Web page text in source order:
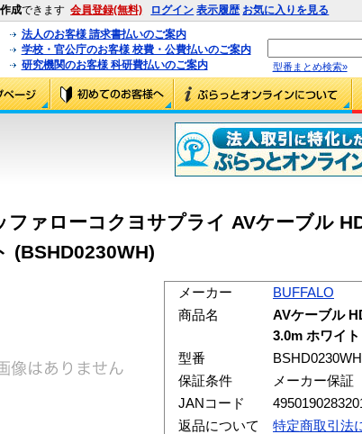
成できます 会員登録(無料) ログイン 表示履歴 お気に入りを見る
法人のお客様 請求書払いのご案内
学校・官公庁のお客様 校費・公費払いのご案内
研究機関のお客様 科研費払いのご案内
型番まとめ検索»
ファローコクヨサプライ AVケーブル
(BSHD0230WH)
メーカー
BUFFALO
商品名
AVケーブル
3.0m ホワイト
型番
BSHD0230WH
保証条件
メーカー保証
JANコード
返品について
特定商取引法